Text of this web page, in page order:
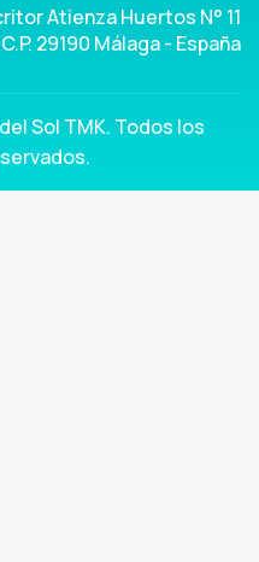
Atienza Huertos N° 11
C.P. 29190 Málaga - España
Sol TMK. Todos los